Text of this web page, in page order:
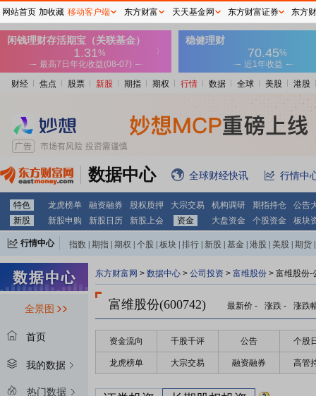
财经 焦点 股票 新股 期指 期权 行情 数据 全球 美股 港股
数据中心 全球财经快讯 行情中
特色 龙虎榜单 融资融券 股权质押 大宗交易 机构调研 期指持仓
公告
新股
新股申购 新股日历 新股上会 资金 大盘资金 个股资金 板块
行情中心 指数 期指 期权 个股 板块 排行 新股 基金 港股 美股 期货
全景图
首页
我的数据
热门数据
东方财富网 > 数据中心 > 公司投资 > 富维股份 > 富维股份-
富维股份(600742) 最新价 - 涨跌 - 涨跌
资金流向 千股千评 公告 个股
龙虎榜单 大宗交易 融资融券 高管
网站首页 加收藏 移动客户端 东方财富 天天基金网 东方财富证券 东方